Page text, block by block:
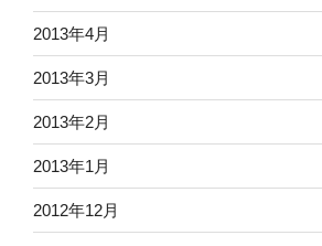
2013年4月
2013年3月
2013年2月
2013年1月
2012年12月